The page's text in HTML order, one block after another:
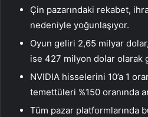
Çin pazarındaki rekabet,
nedeniyle yoğunlaşıyor.
Oyun geliri 2,65 milyar
ise 427 milyon dolar olarak
NVIDIA hisselerini 10’a 1
temettüleri %150 oranında
Tüm pazar platformlarında